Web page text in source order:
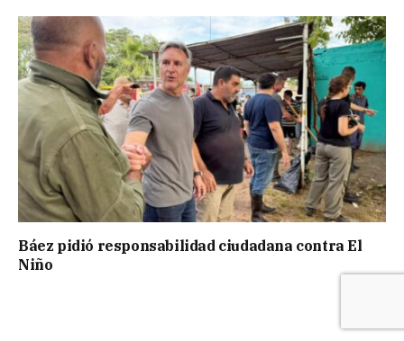
Báez pidió responsabilidad ciudadana contra El
Niño